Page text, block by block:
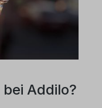
Addilo?